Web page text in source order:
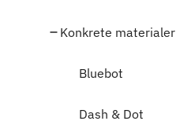
Konkrete materialer
Bluebot
Dash & Dot